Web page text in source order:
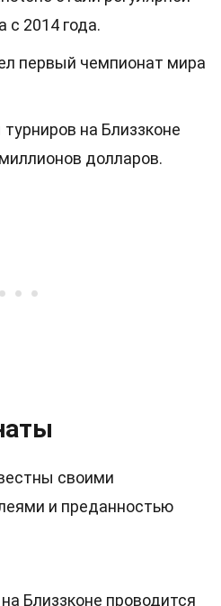
с 2014 года.
первый чемпионат мира
на Близзконе
долларов.
своими
и преданностью
Близзконе проводится